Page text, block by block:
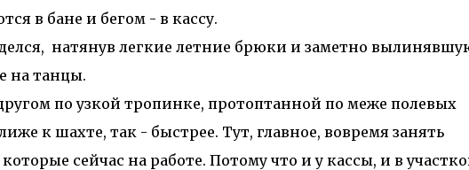
в бане и бегом - в кассу.
натянув легкие летние брюки и заметно
на танцы.
по узкой тропинке, протоптанной по меже полевых
к шахте, так - быстрее. Тут, главное, вовремя занять
которые сейчас на работе. Потому что и у кассы, и в